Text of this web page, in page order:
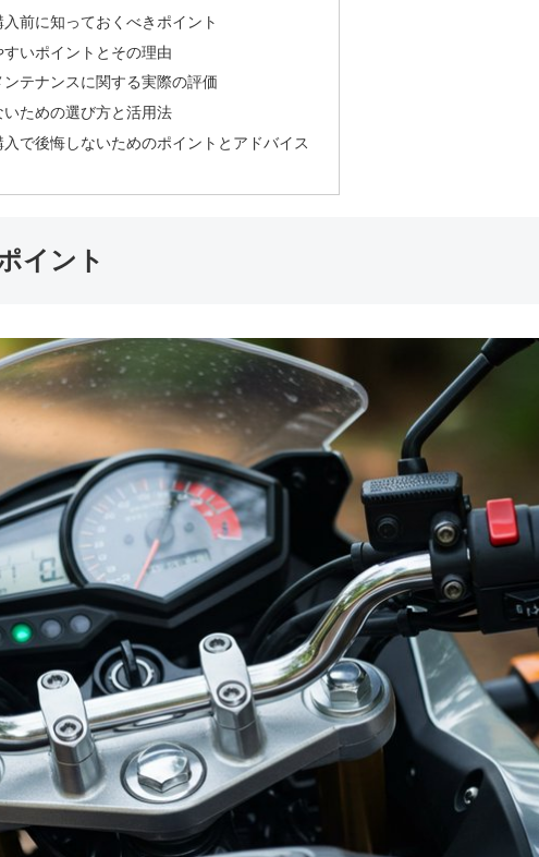
前に知っておくべきポイント
いポイントとその理由
テナンスに関する実際の評価
ための選び方と活用法
で後悔しないためのポイントとアドバイス
イント